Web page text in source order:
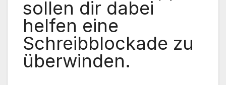
sollen dir dabei
helfen eine
Schreibblockade zu
überwinden.